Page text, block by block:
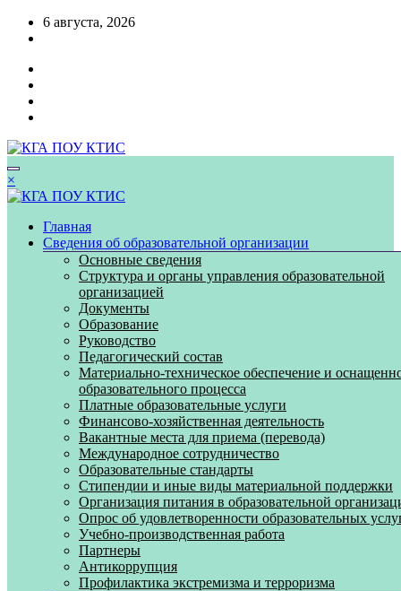
Перейти6 августа, 2026
×
Главная
Сведения об образовательной организации
Основные сведения
Структура и органы управления образовательной
организацией
Документы
Образование
Руководство
Педагогический состав
Материально-техническое обеспечение и
образовательного процесса
Платные образовательные услуги
Финансово-хозяйственная деятельность
Вакантные места для приема (перевода)
Международное сотрудничество
Образовательные стандарты
Стипендии и иные виды материальной поддержки
Организация питания в образовательной
Опрос об удовлетворенности образовательных
Учебно-производственная работа
Партнеры
Антикоррупция
Профилактика экстремизма и терроризма